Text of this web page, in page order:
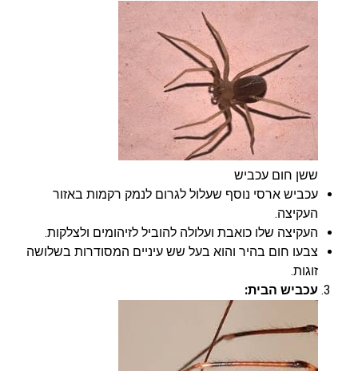
ששן חום עכביש
עכביש ארסי נוסף שעלול לגרום לנמק רקמות באזור
העקיצה.
העקיצה שלו כואבת ועלולה להוביל לזיהומים ולצלקות.
צבעו חום בהיר והוא בעל שש עיניים המסודרות בשלושה
זוגות.
עכביש הבית: